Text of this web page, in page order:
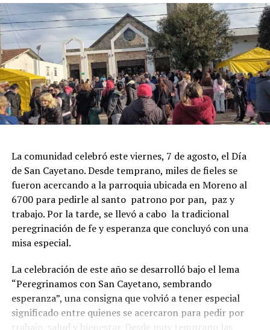
La comunidad celebró este viernes, 7 de agosto, el Día
de San Cayetano. Desde temprano, miles de fieles se
fueron acercando a la parroquia ubicada en Moreno al
6700 para pedirle al santo patrono por pan, paz y
trabajo. Por la tarde, se llevó a cabo la tradicional
peregrinación de fe y esperanza que concluyó con una
misa especial.
La celebración de este año se desarrolló bajo el lema
“Peregrinamos con San Cayetano, sembrando
esperanza”, una consigna que volvió a tener especial
significado entre quienes se acercaron para pedir por
trabajo, salud y bienestar. Desde muy temprano las